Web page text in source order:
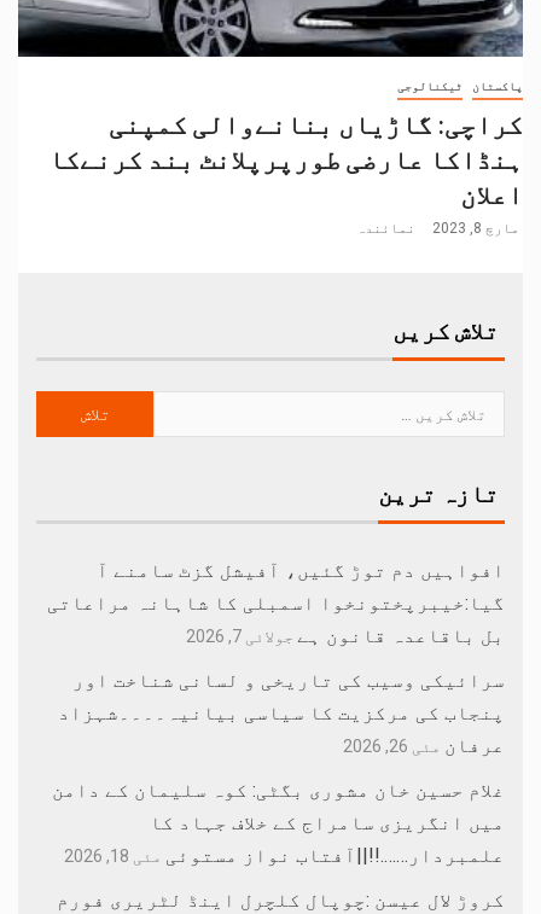
پاکستان ٹیکنالوجی
کراچی: گاڑیاں بنانےوالی کمپنی
ہنڈاکا عارضی طورپرپلانٹ بند کرنےکا
اعلان
مارچ 8, 2023 نمائندہ
تلاش کریں
تازہ ترین
افواہیں دم توڑ گئیں، آفیشل گزٹ سامنے آ
گیا:خیبرپختونخوا اسمبلی کا شاہانہ مراعاتی
بل باقاعدہ قانون ہے جولائی 7, 2026
سرائیکی وسیب کی تاریخی و لسانی شناخت اور
پنجاب کی مرکزیت کا سیاسی بیانیہ۔۔۔۔شہزاد
عرفان مئی 26, 2026
غلام حسین خان مشوری بگٹی: کوہ سلیمان کے دامن
میں انگریزی سامراج کے خلاف جہاد کا
علمبردار…….!!||آفتاب نواز مستوئی مئی 18, 2026
کروڑ لال عیسن :چوپال کلچرل اینڈ لٹریری فورم